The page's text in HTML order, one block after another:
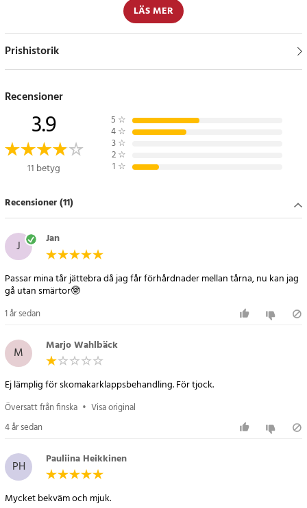
- Material: silikon
- Färg: vit
- Antal: 2-pack
Artikelnummer
LÄS MER
Prishistorik
Recensioner
3.9
11 betyg
5 ☆
4 ☆
3 ☆
2 ☆
1 ☆
Recensioner (11)
J Jan
Passar mina tår jättebra då jag får förhårdnader mellan tårna, nu kan jag
gå utan smärtor🤓
1 år sedan
M Marjo Wahlbäck
Ej lämplig för skomakarklappsbehandling. För tjock.
Översatt från finska • Visa original
4 år sedan
PH Pauliina Heikkinen
Mycket bekväm och mjuk.